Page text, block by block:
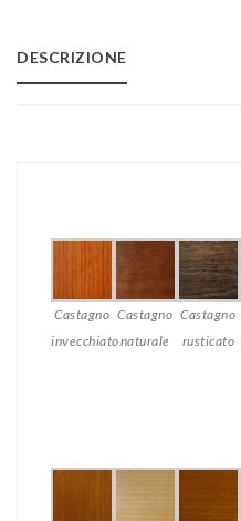
Wishlist
DESCRIZIONE
Castagno
invecchiato
Castagno
naturale
Castagno
rusticato